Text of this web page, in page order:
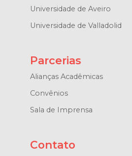
Universidade de Aveiro
Universidade de Valladolid
Parcerias
Alianças Acadêmicas
Convênios
Sala de Imprensa
Contato